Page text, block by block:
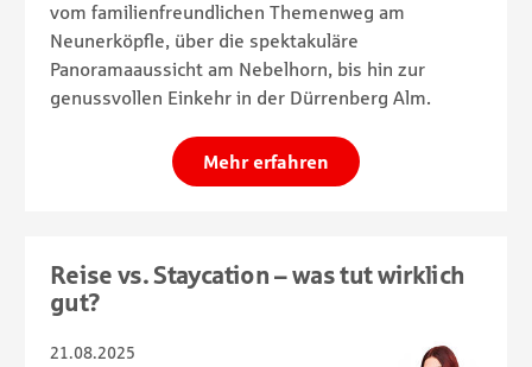
vom familienfreundlichen Themenweg am
Neunerköpfle, über die spektakuläre
Panoramaaussicht am Nebelhorn, bis hin zur
genussvollen Einkehr in der Dürrenberg Alm.
Mehr erfahren
Reise vs. Staycation – was tut wirklich
gut?
21.08.2025